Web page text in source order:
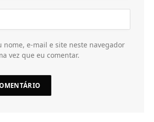
nome, e-mail e site neste navegador
vez que eu comentar.